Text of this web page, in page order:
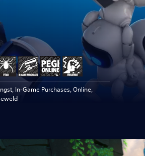
In-Game Purchases, Online,